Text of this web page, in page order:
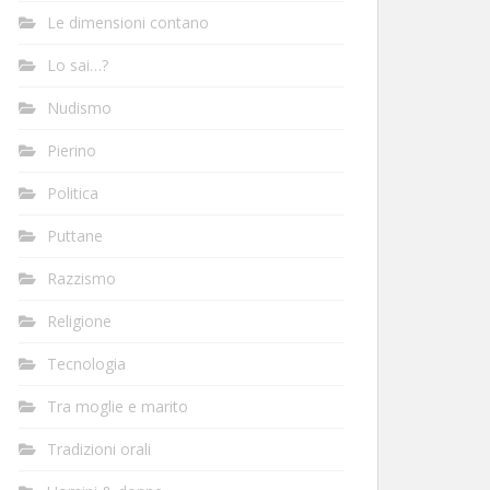
Le dimensioni contano
Lo sai…?
Nudismo
Pierino
Politica
Puttane
Razzismo
Religione
Tecnologia
Tra moglie e marito
Tradizioni orali